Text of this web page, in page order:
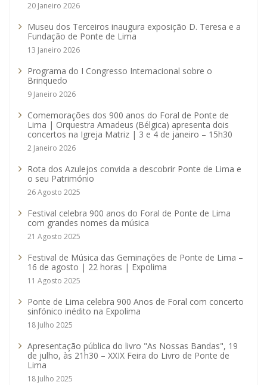
20 Janeiro 2026
Museu dos Terceiros inaugura exposição D. Teresa e a
Fundação de Ponte de Lima
13 Janeiro 2026
Programa do I Congresso Internacional sobre o
Brinquedo
9 Janeiro 2026
Comemorações dos 900 anos do Foral de Ponte de
Lima | Orquestra Amadeus (Bélgica) apresenta dois
concertos na Igreja Matriz | 3 e 4 de janeiro – 15h30
2 Janeiro 2026
Rota dos Azulejos convida a descobrir Ponte de Lima e
o seu Património
26 Agosto 2025
Festival celebra 900 anos do Foral de Ponte de Lima
com grandes nomes da música
21 Agosto 2025
Festival de Música das Geminações de Ponte de Lima –
16 de agosto | 22 horas | Expolima
11 Agosto 2025
Ponte de Lima celebra 900 Anos de Foral com concerto
sinfónico inédito na Expolima
18 Julho 2025
Apresentação pública do livro "As Nossas Bandas", 19
de julho, às 21h30 – XXIX Feira do Livro de Ponte de
Lima
18 Julho 2025